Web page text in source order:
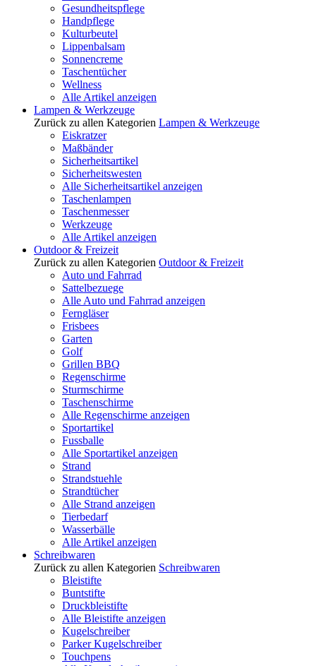
Gesundheitspflege
Handpflege
Kulturbeutel
Lippenbalsam
Sonnencreme
Taschentücher
Wellness
Alle Artikel anzeigen
Lampen & Werkzeuge
Zurück zu allen Kategorien Lampen & Werkzeuge
Eiskratzer
Maßbänder
Sicherheitsartikel
Sicherheitswesten
Alle Sicherheitsartikel anzeigen
Taschenlampen
Taschenmesser
Werkzeuge
Alle Artikel anzeigen
Outdoor & Freizeit
Zurück zu allen Kategorien Outdoor & Freizeit
Auto und Fahrrad
Sattelbezuege
Alle Auto und Fahrrad anzeigen
Ferngläser
Frisbees
Garten
Golf
Grillen BBQ
Regenschirme
Sturmschirme
Taschenschirme
Alle Regenschirme anzeigen
Sportartikel
Fussballe
Alle Sportartikel anzeigen
Strand
Strandstuehle
Strandtücher
Alle Strand anzeigen
Tierbedarf
Wasserbälle
Alle Artikel anzeigen
Schreibwaren
Zurück zu allen Kategorien Schreibwaren
Bleistifte
Buntstifte
Druckbleistifte
Alle Bleistifte anzeigen
Kugelschreiber
Parker Kugelschreiber
Touchpens